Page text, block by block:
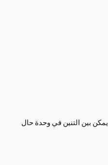
يمكن بين التنين في وحدة حال